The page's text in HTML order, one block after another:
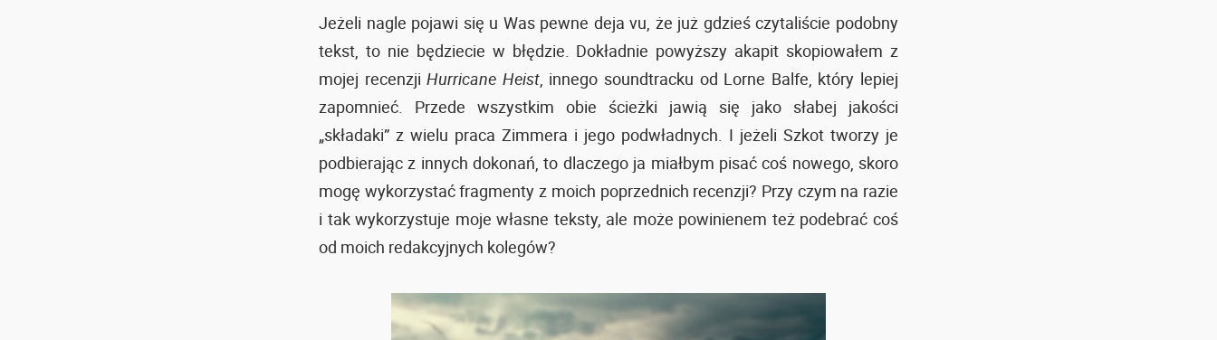
Jeżeli nagle pojawi się u Was pewne deja vu, że już gdzieś czytaliście podobny
tekst, to nie będziecie w błędzie. Dokładnie powyższy akapit skopiowałem z
mojej recenzjiHurricane Heist, innego soundtracku od Lorne Balfe, który lepiej
zapomnieć. Przede wszystkim obie ścieżki jawią się jako słabej jakości
„składaki” z wielu praca Zimmera i jego podwładnych. I jeżeli Szkot tworzy je
podbierając z innych dokonań, to dlaczego ja miałbym pisać coś nowego, skoro
mogę wykorzystać fragmenty z moich poprzednich recenzji? Przy czym na razie
i tak wykorzystuje moje własne teksty, ale może powinienem też podebrać coś
od moich redakcyjnych kolegów?